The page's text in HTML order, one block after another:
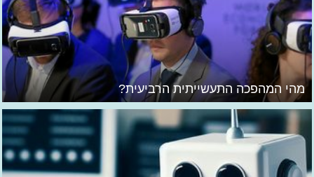
מהי המהפכה התעשייתית הרביעית?